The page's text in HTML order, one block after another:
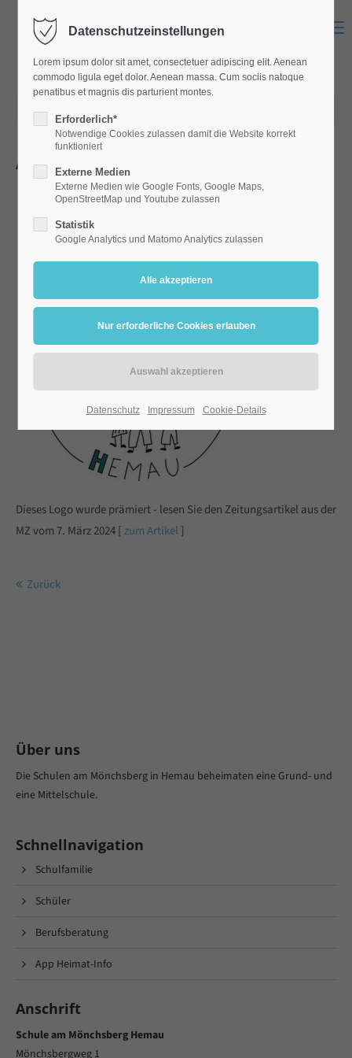
01.03.2024 12:46
Aktion
S
chüler der Grund- und Mittelschule Hemau wurden gefragt:
Dieses Logo wurde prämiert - lesen Sie den Zeitungsartikel aus der
MZ vom 7. März 2024 [zum Artikel ]
Zurück
Über uns
Die Schulen am Mönchsberg in Hemau beheimaten eine Grund- und
eine Mittelschule.
Schnellnavigation
Schulfamilie
Schüler
Berufsberatung
App Heimat-Info
Anschrift
Schule am Mönchsberg Hemau
Mönchsbergweg 1
Datenschutzeinstellungen
Lorem ipsum dolor sit amet, consectetuer adipiscing elit. Aenean
commodo ligula eget dolor. Aenean massa. Cum sociis natoque
penatibus et magnis dis parturient montes.
Erforderlich*
Notwendige Cookies zulassen damit die Website korrekt
funktioniert
Externe Medien
Externe Medien wie Google Fonts, Google Maps,
OpenStreetMap und Youtube zulassen
Statistik
Google Analytics und Matomo Analytics zulassen
Datenschutz Impressum Cookie-Details